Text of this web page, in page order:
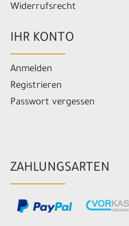
Widerrufsrecht
IHR KONTO
Anmelden
Registrieren
Passwort vergessen
ZAHLUNGSARTEN